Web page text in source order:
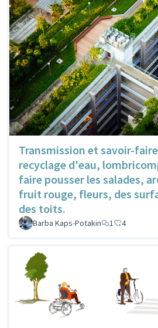
Transmission et savoir-
recyclage d'eau,
faire pousser les salades,
fruit rouge, fleurs, des
des toits.
Barba Kaps-Potakin 1 4